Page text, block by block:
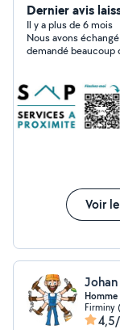
Électricité -
& cuisines - Travail propre, soigné et durable - Analyse
précise de votre besoin - Respect
clairs et transparents Chaque chantier
rigueur et souci du détail. Un
Besoin d'un
10), réponse
Dernier avis
Il y a plus de 6 mois
Nous avons
demandé beaucoup
relances (lues sur
donne pas suite car
Voir
Firminy